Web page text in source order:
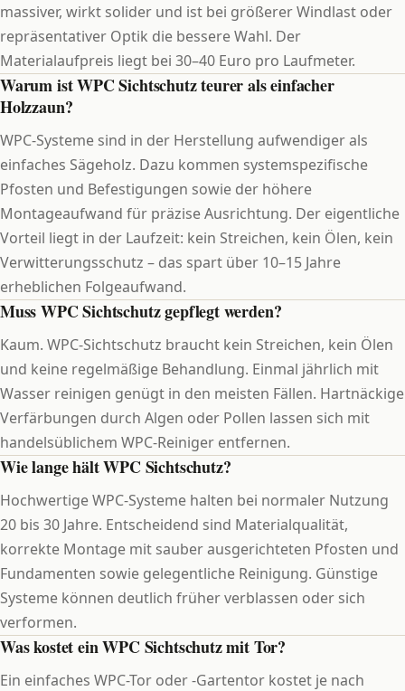
massiver, wirkt solider und ist bei größerer Windlast oder
repräsentativer Optik die bessere Wahl. Der
Materialaufpreis liegt bei 30–40 Euro pro Laufmeter.
Warum ist WPC Sichtschutz teurer als einfacher
Holzzaun?
WPC-Systeme sind in der Herstellung aufwendiger als
einfaches Sägeholz. Dazu kommen systemspezifische
Pfosten und Befestigungen sowie der höhere
Montageaufwand für präzise Ausrichtung. Der eigentliche
Vorteil liegt in der Laufzeit: kein Streichen, kein Ölen, kein
Verwitterungsschutz – das spart über 10–15 Jahre
erheblichen Folgeaufwand.
Muss WPC Sichtschutz gepflegt werden?
Kaum. WPC-Sichtschutz braucht kein Streichen, kein Ölen
und keine regelmäßige Behandlung. Einmal jährlich mit
Wasser reinigen genügt in den meisten Fällen. Hartnäckige
Verfärbungen durch Algen oder Pollen lassen sich mit
handelsüblichem WPC-Reiniger entfernen.
Wie lange hält WPC Sichtschutz?
Hochwertige WPC-Systeme halten bei normaler Nutzung
20 bis 30 Jahre. Entscheidend sind Materialqualität,
korrekte Montage mit sauber ausgerichteten Pfosten und
Fundamenten sowie gelegentliche Reinigung. Günstige
Systeme können deutlich früher verblassen oder sich
verformen.
Was kostet ein WPC Sichtschutz mit Tor?
Ein einfaches WPC-Tor oder -Gartentor kostet je nach